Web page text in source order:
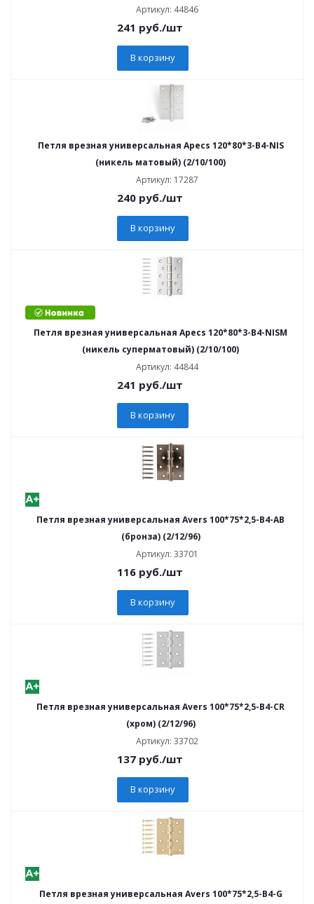
Артикул: 44846
241 руб./шт
В корзину
Петля врезная универсальная Apecs 120*80*3-B4-NIS
(никель матовый) (2/10/100)
Артикул: 17287
240 руб./шт
В корзину
Петля врезная универсальная Apecs 120*80*3-B4-NISM
(никель суперматовый) (2/10/100)
Артикул: 44844
241 руб./шт
В корзину
Петля врезная универсальная Avers 100*75*2,5-B4-AB
(бронза) (2/12/96)
Артикул: 33701
116 руб./шт
В корзину
Петля врезная универсальная Avers 100*75*2,5-B4-CR
(хром) (2/12/96)
Артикул: 33702
137 руб./шт
В корзину
Петля врезная универсальная Avers 100*75*2,5-B4-G